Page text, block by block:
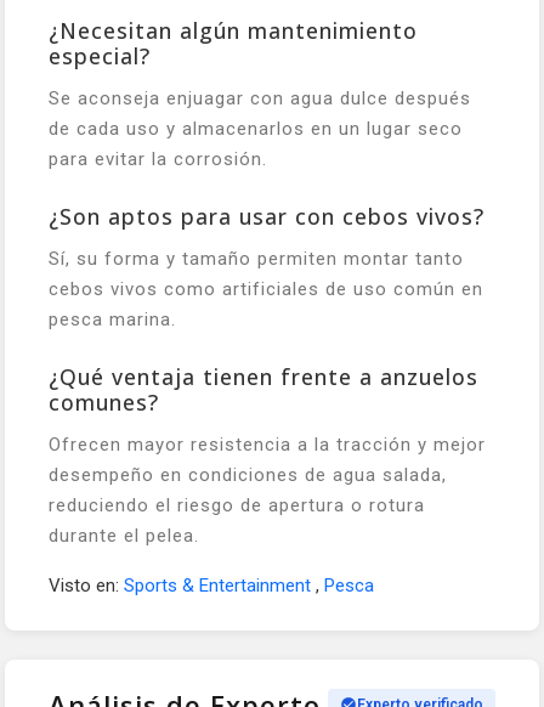
¿Necesitan algún mantenimiento
especial?
Se aconseja enjuagar con agua dulce después
de cada uso y almacenarlos en un lugar seco
para evitar la corrosión.
¿Son aptos para usar con cebos vivos?
Sí, su forma y tamaño permiten montar tanto
cebos vivos como artificiales de uso común en
pesca marina.
¿Qué ventaja tienen frente a anzuelos
comunes?
Ofrecen mayor resistencia a la tracción y mejor
desempeño en condiciones de agua salada,
reduciendo el riesgo de apertura o rotura
durante el pelea.
Visto en: Sports & Entertainment , Pesca